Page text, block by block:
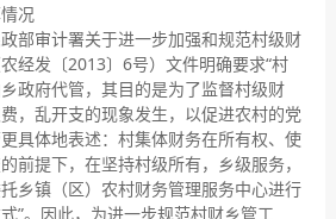
况
政部审计署关于进一步加强和规范村级财
经发〔2013〕6号）文件明确要求“村
政府代管，其目的是为了监督村级财
，乱开支的现象发生，以促进农村的党
具体地表述：村集体财务在所有权、使
前提下，在坚持村级所有，乡级服务，
乡镇（区）农村财务管理服务中心进行
”。因此，为进一步规范村财乡管工